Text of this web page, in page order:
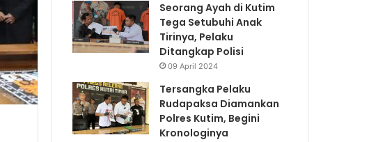
Seorang Ayah di Kutim
Tega Setubuhi Anak
Tirinya, Pelaku
Ditangkap Polisi
09 April 2024
Tersangka Pelaku
Rudapaksa Diamankan
Polres Kutim, Begini
Kronologinya